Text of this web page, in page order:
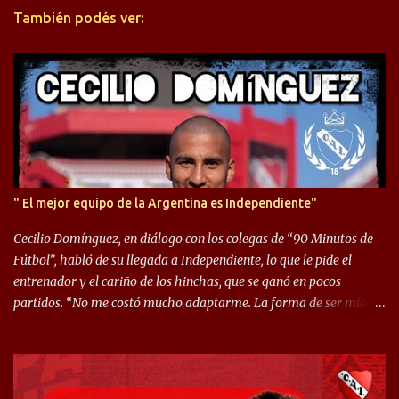
i
s
También podés ver:
" El mejor equipo de la Argentina es Independiente"
Cecilio Domínguez, en diálogo con los colegas de “90 Minutos de
Fútbol”, habló de su llegada a Independiente, lo que le pide el
entrenador y el cariño de los hinchas, que se ganó en pocos
partidos. “No me costó mucho adaptarme. La forma de ser mía
llegué a un Independiente que juega muy dinámico y me gusta
mucho. Me favorece por la forma de jugar mía y eso también